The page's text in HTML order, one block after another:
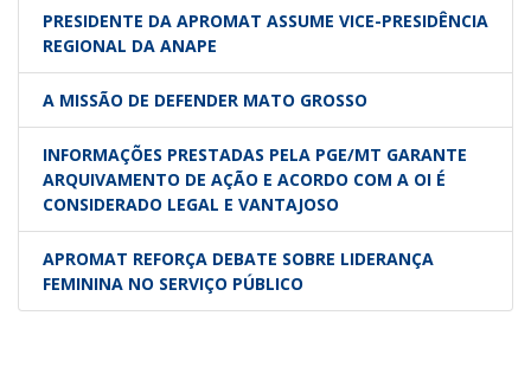
PRESIDENTE DA APROMAT ASSUME VICE-PRESIDÊNCIA
REGIONAL DA ANAPE
A MISSÃO DE DEFENDER MATO GROSSO
INFORMAÇÕES PRESTADAS PELA PGE/MT GARANTE
ARQUIVAMENTO DE AÇÃO E ACORDO COM A OI É
CONSIDERADO LEGAL E VANTAJOSO
APROMAT REFORÇA DEBATE SOBRE LIDERANÇA
FEMININA NO SERVIÇO PÚBLICO